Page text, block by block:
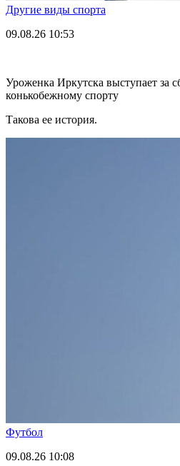
Другие виды спорта
09.08.26 10:53
Уроженка Иркутска выступает за
конькобежному спорту
Такова ее история.
Футбол
09.08.26 10:08